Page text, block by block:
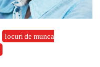
locuri de munca